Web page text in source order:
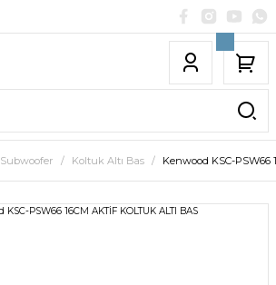
Subwoofer Koltuk Altı Bas Kenwood KSC-PSW66